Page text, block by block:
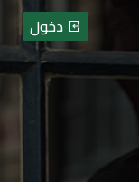
دخول